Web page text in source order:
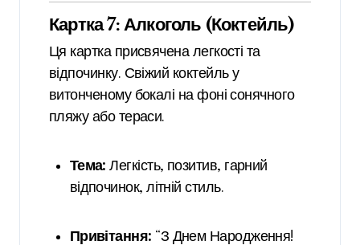
Картка 7: Алкоголь (Коктейль)
Ця картка присвячена легкості та
відпочинку. Свіжий коктейль у
витонченому бокалі на фоні сонячного
пляжу або тераси.
Тема: Легкість, позитив, гарний
відпочинок, літній стиль.
Привітання: “З Днем Народження!